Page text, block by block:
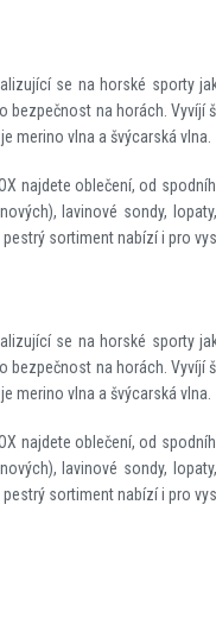
se na horské sporty
bezpečnost na horách.
merino vlna a švýcarská vlna.
najdete oblečení, od
lavinové sondy,
sortiment nabízí i pro
se na horské sporty
bezpečnost na horách.
merino vlna a švýcarská vlna.
najdete oblečení, od
lavinové sondy,
sortiment nabízí i pro